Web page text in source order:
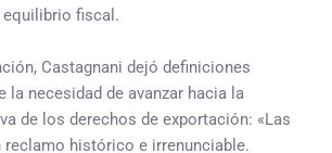
fiscal.
Castagnani dejó definiciones
la necesidad de avanzar hacia la
de los derechos de exportación: «Las
reclamo histórico e irrenunciable.